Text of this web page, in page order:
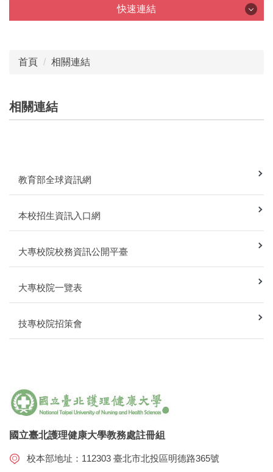
業務內容
常見問題
快速連結
首頁 相關連結
相關連結
教育部全球資訊網
本校招生資訊入口網
大專校院校務資訊公開平臺
大專校院一覽表
技專校院招策會
國立臺北護理健康大學教務處註冊組
校本部地址：112303 臺北市北投區明德路365號